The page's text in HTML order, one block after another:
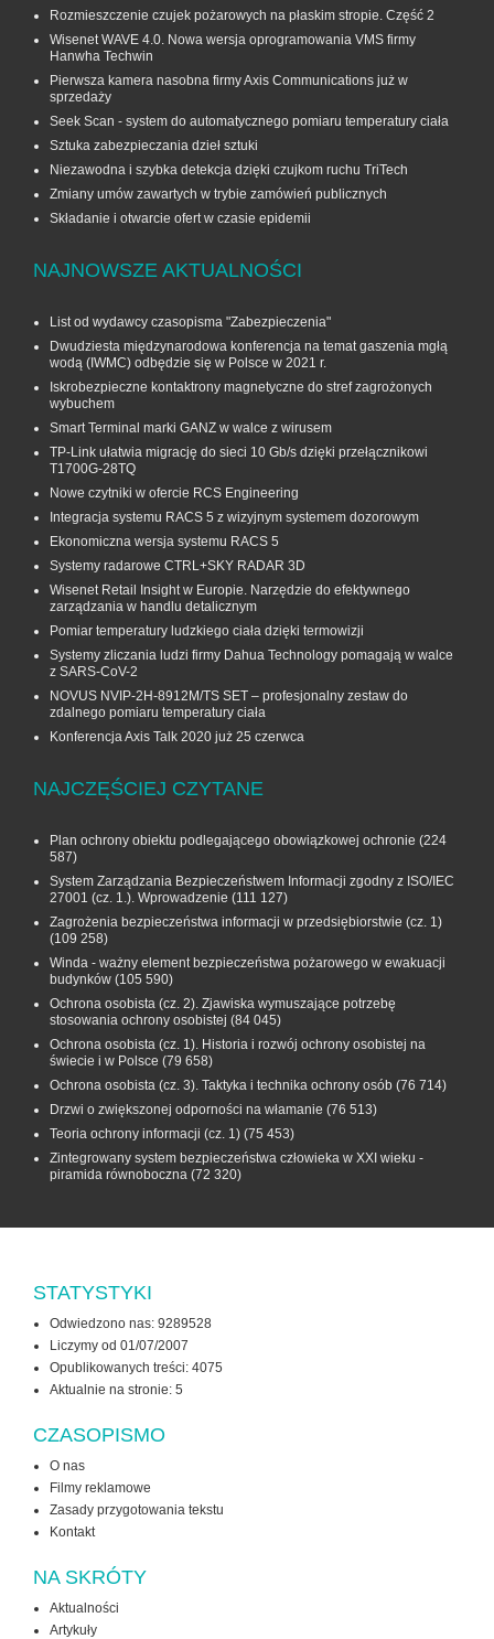
Rozmieszczenie czujek pożarowych na płaskim stropie. Część 2
Wisenet WAVE 4.0. Nowa wersja oprogramowania VMS firmy
Hanwha Techwin
Pierwsza kamera nasobna firmy Axis Communications już w
sprzedaży
Seek Scan - system do automatycznego pomiaru temperatury ciała
Sztuka zabezpieczania dzieł sztuki
Niezawodna i szybka detekcja dzięki czujkom ruchu TriTech
Zmiany umów zawartych w trybie zamówień publicznych
Składanie i otwarcie ofert w czasie epidemii
NAJNOWSZE AKTUALNOŚCI
List od wydawcy czasopisma "Zabezpieczenia"
Dwudziesta międzynarodowa konferencja na temat gaszenia mgłą
wodą (IWMC) odbędzie się w Polsce w 2021 r.
Iskrobezpieczne kontaktrony magnetyczne do stref zagrożonych
wybuchem
Smart Terminal marki GANZ w walce z wirusem
TP-Link ułatwia migrację do sieci 10 Gb/s dzięki przełącznikowi
T1700G‑28TQ
Nowe czytniki w ofercie RCS Engineering
Integracja systemu RACS 5 z wizyjnym systemem dozorowym
Ekonomiczna wersja systemu RACS 5
Systemy radarowe CTRL+SKY RADAR 3D
Wisenet Retail Insight w Europie. Narzędzie do efektywnego
zarządzania w handlu detalicznym
Pomiar temperatury ludzkiego ciała dzięki termowizji
Systemy zliczania ludzi firmy Dahua Technology pomagają w walce
z SARS-CoV-2
NOVUS NVIP-2H-8912M/TS SET – profesjonalny zestaw do
zdalnego pomiaru temperatury ciała
Konferencja Axis Talk 2020 już 25 czerwca
NAJCZĘŚCIEJ CZYTANE
Plan ochrony obiektu podlegającego obowiązkowej ochronie (224
587)
System Zarządzania Bezpieczeństwem Informacji zgodny z ISO/IEC
27001 (cz. 1.). Wprowadzenie (111 127)
Zagrożenia bezpieczeństwa informacji w przedsiębiorstwie (cz. 1)
(109 258)
Winda - ważny element bezpieczeństwa pożarowego w ewakuacji
budynków (105 590)
Ochrona osobista (cz. 2). Zjawiska wymuszające potrzebę
stosowania ochrony osobistej (84 045)
Ochrona osobista (cz. 1). Historia i rozwój ochrony osobistej na
świecie i w Polsce (79 658)
Ochrona osobista (cz. 3). Taktyka i technika ochrony osób (76 714)
Drzwi o zwiększonej odporności na włamanie (76 513)
Teoria ochrony informacji (cz. 1) (75 453)
Zintegrowany system bezpieczeństwa człowieka w XXI wieku -
piramida równoboczna (72 320)
STATYSTYKI
Odwiedzono nas: 9289528
Liczymy od 01/07/2007
Opublikowanych treści: 4075
Aktualnie na stronie: 5
CZASOPISMO
O nas
Filmy reklamowe
Zasady przygotowania tekstu
Kontakt
NA SKRÓTY
Aktualności
Artykuły